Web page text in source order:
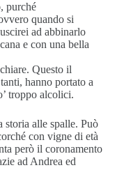
purché
quando si
ad abbinarlo
e con una bella
Questo il
hanno portato a
troppo alcolici.
storia alle spalle. Può
con vigne di età
però il coronamento
ad Andrea ed